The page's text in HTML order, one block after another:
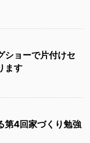
ショーで片付けセ
ます
第4回家づくり勉強